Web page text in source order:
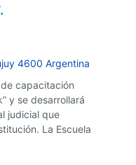
4600 Argentina
capacitación
y se desarrollará
judicial que
La Escuela